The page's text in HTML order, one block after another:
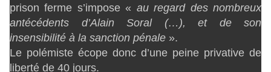
prison ferme s’impose « au regard des nombreux
antécédents d’Alain Soral (…), et de son
insensibilité à la sanction pénale ».
Le polémiste écope donc d’une peine privative de
liberté de 40 jours.